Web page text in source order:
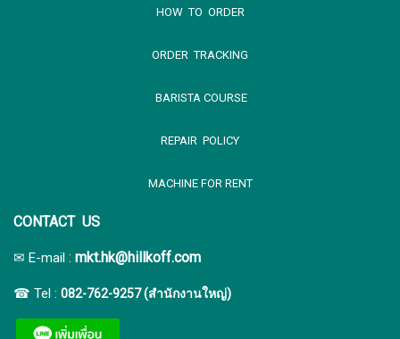
HOW TO ORDER
ORDER TRACKING
BARISTA COURSE
REPAIR POLICY
MACHINE FOR RENT
CONTACT US
✉ E-mail : mkt.hk@hillkoff.com
☎ Tel : 082-762-9257 (สำนักงานใหญ่)